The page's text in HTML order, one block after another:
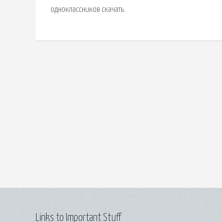
одноклассников скачать.
Links to Important Stuff